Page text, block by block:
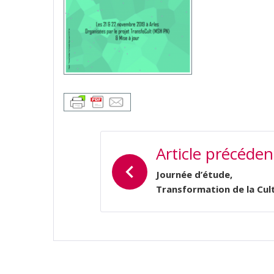
DE
L’ARTICLE
Article
Journée d’étude,
Transformation de la